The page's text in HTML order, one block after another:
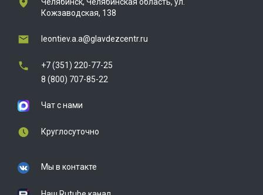
Кожзаводская, 138
leontiev.a.a@glavdezcentr.ru
+7 (351) 220-77-25
8 (800) 707-85-22
Чат с нами
Круглосуточно
Мы в контакте